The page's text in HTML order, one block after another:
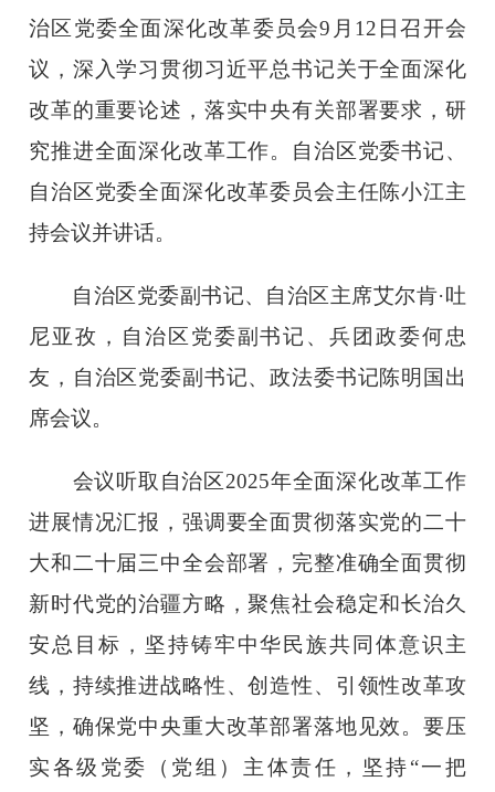
治区党委全面深化改革委员会9月12日召开会
议，深入学习贯彻习近平总书记关于全面深化
改革的重要论述，落实中央有关部署要求，研
究推进全面深化改革工作。自治区党委书记、
自治区党委全面深化改革委员会主任陈小江主
持会议并讲话。
自治区党委副书记、自治区主席艾尔肯·吐
尼亚孜，自治区党委副书记、兵团政委何忠
友，自治区党委副书记、政法委书记陈明国出
席会议。
会议听取自治区2025年全面深化改革工作
进展情况汇报，强调要全面贯彻落实党的二十
大和二十届三中全会部署，完整准确全面贯彻
新时代党的治疆方略，聚焦社会稳定和长治久
安总目标，坚持铸牢中华民族共同体意识主
线，持续推进战略性、创造性、引领性改革攻
坚，确保党中央重大改革部署落地见效。要压
实各级党委（党组）主体责任，坚持“一把